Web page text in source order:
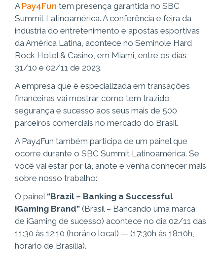
A Pay4Fun tem presença garantida no SBC
Summit Latinoamérica. A conferência e feira da
indústria do entretenimento e apostas esportivas
da América Latina, acontece no Seminole Hard
Rock Hotel & Casino, em Miami, entre os dias
31/10 e 02/11 de 2023.
A empresa que é especializada em transações
financeiras vai mostrar como tem trazido
segurança e sucesso aos seus mais de 500
parceiros comerciais no mercado do Brasil.
A Pay4Fun também participa de um painel que
ocorre durante o SBC Summit Latinoamérica. Se
você vai estar por lá, anote e venha conhecer mais
sobre nosso trabalho:
O painel “Brazil – Banking a Successful
iGaming Brand” (Brasil – Bancando uma marca
de iGaming de sucesso) acontece no dia 02/11 das
11:30 às 12:10 (horário local) — (17:30h às 18:10h,
horário de Brasília).